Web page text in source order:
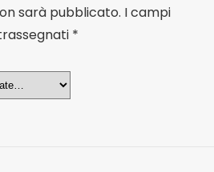
sarà pubblicato. I campi
*